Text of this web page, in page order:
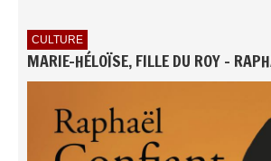
CULTURE
MARIE-HÉLOÏSE, FILLE DU ROY -